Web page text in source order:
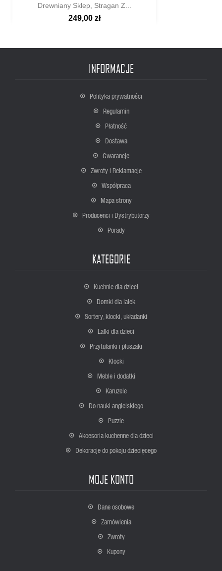
Szybki podgląd
Drewniany Sklep, Stragan Z...
249,00 zł
INFORMACJE
Polityka prywatności
Regulamin
Płatność
Dostawa
Gwarancje
Zwroty i Reklamacje
Współpraca
Mapa strony
Producenci i Dystrybutorzy
Porady
KATEGORIE
Kuchnie dla dzieci
Domki dla lalek
Sortery, klocki, układanki
Lalki dla dzieci
Przytulanki i pluszaki
Klocki
Meble i dodatki
Karuzele
Do nauki angielskiego
Puzzle
Akcesoria kuchenne dla dzieci
Dekoracje do pokoju dziecięcego
MOJE KONTO
Dane osobowe
Zamówienia
Zwroty
Kupony